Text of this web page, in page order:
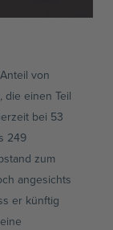
von
die einen Teil
bei 53
249
zum
angesichts
er künftig